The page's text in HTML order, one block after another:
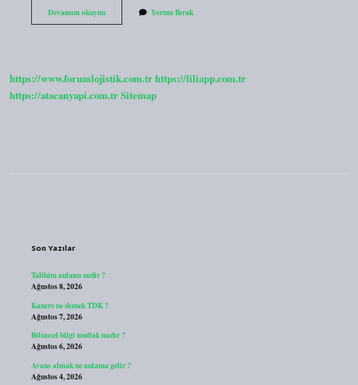
Devamını okuyunBâki
Ismi
Yorum Bırak
https://www.forumlojistik.com.trhttps://liliapp.com.tr
https://atacanyapi.com.trSitemap
Son Yazılar
Talihim anlamı nedir ?
Ağustos 8, 2026
Kanere ne demek TDK ?
Ağustos 7, 2026
Bilimsel bilgi mutlak mıdır ?
Ağustos 6, 2026
Avans almak ne anlama gelir ?
Ağustos 4, 2026